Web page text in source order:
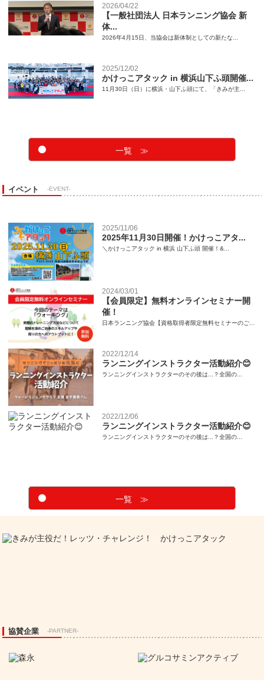
2026/04/22
【一般社団法人 日本ランニング協会 新
体...
2026年4月15日、当協会は新体制としての新たな...
2025/12/02
かけっこアタック in 横浜山下ふ頭開催...
11月30日（日）に横浜・山下ふ頭にて、「きみが主...
一覧 ≫
イベント -EVENT-
2025/11/06
2025年11月30日開催！かけっこアタ...
＼かけっこアタック in 横浜 山下ふ頭 開催！&...
2024/03/01
【会員限定】無料オンラインセミナー開
催！
日本ランニング協会【資格取得者限定無料セミナーのご...
2022/12/14
ランニングインストラクター活動紹介😊
ランニングインストラクターのその後は...？全国の...
2022/12/06
ランニングインストラクター活動紹介😊
ランニングインストラクターのその後は...？全国の...
一覧 ≫
協賛企業 -PARTNER-